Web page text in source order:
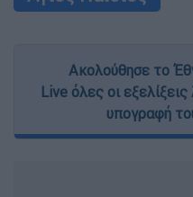
Ακολούθησε το
Live όλες οι
υπογραφή